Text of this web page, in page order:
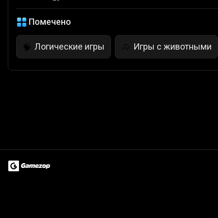
Помечено
🧠 Логические игры 🐴 Игры с животными